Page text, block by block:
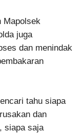
Mapolsek
juga
dan menindak
tahu siapa
dan
siapa saja